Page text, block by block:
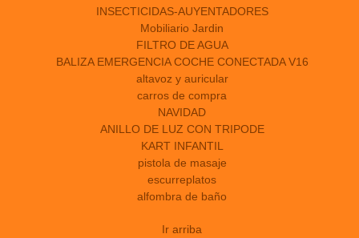
INSECTICIDAS-AUYENTADORES
Mobiliario Jardin
FILTRO DE AGUA
BALIZA EMERGENCIA COCHE CONECTADA V16
altavoz y auricular
carros de compra
NAVIDAD
ANILLO DE LUZ CON TRIPODE
KART INFANTIL
pistola de masaje
escurreplatos
alfombra de baño
Ir arriba